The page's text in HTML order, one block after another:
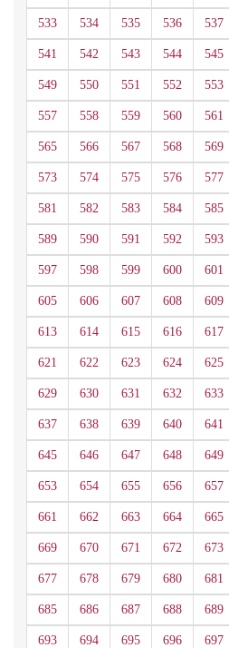
533 534 535 536 537
541 542 543 544 545
549 550 551 552 553
557 558 559 560 561
565 566 567 568 569
573 574 575 576 577
581 582 583 584 585
589 590 591 592 593
597 598 599 600 601
605 606 607 608 609
613 614 615 616 617
621 622 623 624 625
629 630 631 632 633
637 638 639 640 641
645 646 647 648 649
653 654 655 656 657
661 662 663 664 665
669 670 671 672 673
677 678 679 680 681
685 686 687 688 689
693 694 695 696 697